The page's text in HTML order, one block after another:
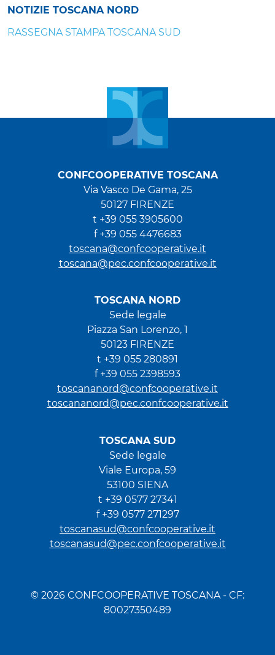
NOTIZIE TOSCANA NORD
RASSEGNA STAMPA TOSCANA SUD
CONFCOOPERATIVE TOSCANA
Via Vasco De Gama, 25
50127 FIRENZE
t +39 055 3905600
f +39 055 4476683
toscana@confcooperative.it
toscana@pec.confcooperative.it
TOSCANA NORD
Sede legale
Piazza San Lorenzo, 1
50123 FIRENZE
t +39 055 280891
f +39 055 2398593
toscananord@confcooperative.it
toscananord@pec.confcooperative.it
TOSCANA SUD
Sede legale
Viale Europa, 59
53100 SIENA
t +39 0577 27341
f +39 0577 271297
toscanasud@confcooperative.it
toscanasud@pec.confcooperative.it
© 2026 CONFCOOPERATIVE TOSCANA - CF:
80027350489